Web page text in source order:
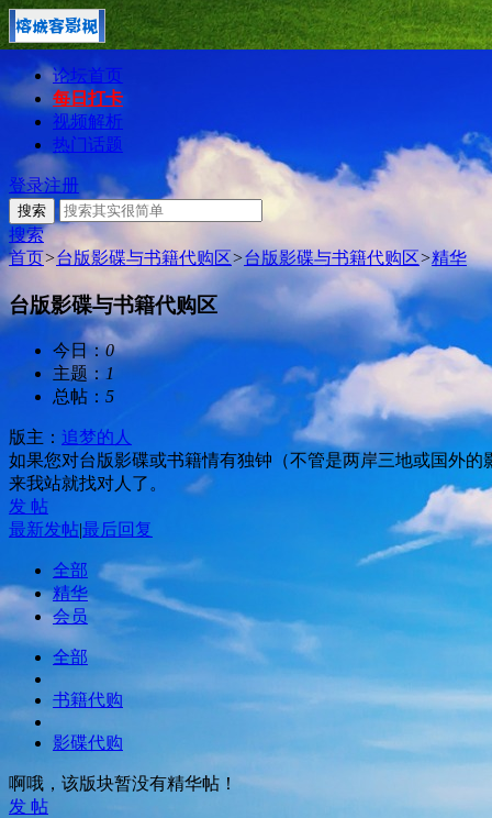
论坛首页
每日打卡
视频解析
热门话题
登录注册
搜索
搜索
首页>台版影碟与书籍代购区>台版影碟与书籍代购区>精华
台版影碟与书籍代购区
今日：0
主题： 1
总帖： 5
版主： 追梦的人
如果您对台版影碟或书籍情有独钟（不管是两岸三地或国外
来我站就找对人了。
发 帖
最新发帖|最后回复
全部
精华
会员
全部
书籍代购
影碟代购
啊哦，该版块暂没有精华帖！
发 帖